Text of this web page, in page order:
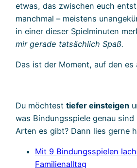
etwas, das zwischen euch
manchmal – meistens
in einer dieser Spielminuten
mir gerade tatsächlich Spaß.
Das ist der Moment, auf den es
Du möchtest tiefer einsteigen
was Bindungsspiele genau sind
Arten es gibt? Dann lies gerne
Mit 9 Bindungsspielen
Familienalltag